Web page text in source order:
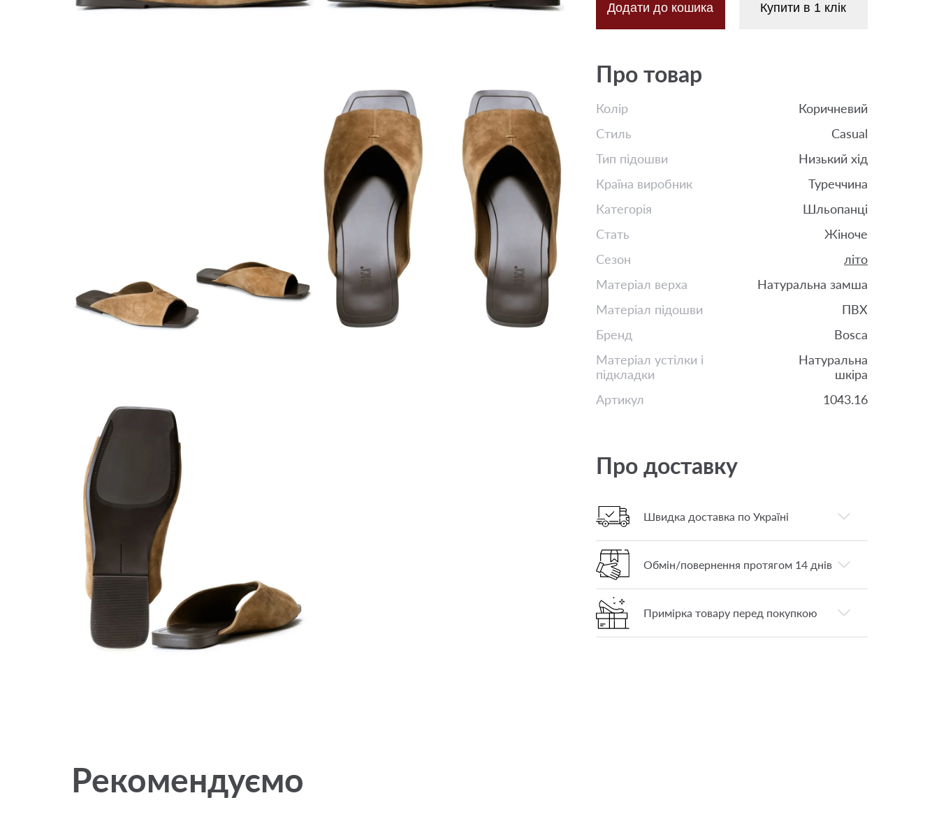
Додати до кошика Купити в 1 клік
Про товар
Колір
Коричневий
Стиль
Casual
Тип підошви
Низький хід
Країна виробник
Туреччина
Категорія
Шльопанці
Стать
Жіноче
Сезон
літо
Матеріал верха
Натуральна замша
Матеріал підошви
ПВХ
Бренд
Bosca
Матеріал устілки і
підкладки
Натуральна
шкіра
Артикул
1043.16
Про доставку
Швидка доставка по Україні
Обмін/повернення протягом 14 днів
Примірка товару перед покупкою
Рекомендуємо